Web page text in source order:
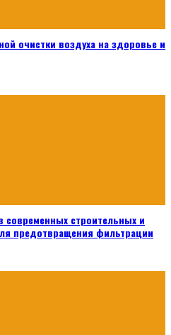
очистки воздуха на здоровье и
современных строительных и
предотвращения фильтрации